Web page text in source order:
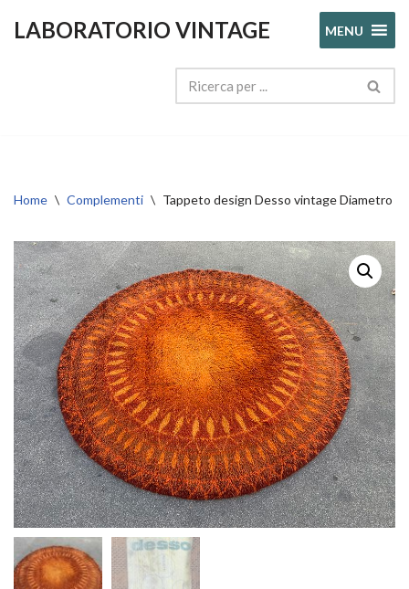
LABORATORIO VINTAGE MENU
Home \ Complementi \ Tappeto design Desso vintage Diametro